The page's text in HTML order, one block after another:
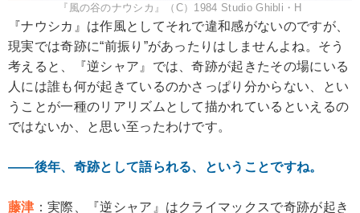
『風の谷のナウシカ』（C）1984 Studio Ghibli・H
『ナウシカ』は作風としてそれで違和感がないのですが、
現実では奇跡に“前振り”があったりはしませんよね。そう
考えると、『逆シャア』では、奇跡が起きたその場にいる
人には誰も何が起きているのかさっぱり分からない、とい
うことが一種のリアリズムとして描かれているといえるの
ではないか、と思い至ったわけです。
――後年、奇跡として語られる、ということですね。
藤津 ：実際、『逆シャア』はクライマックスで奇跡が起き